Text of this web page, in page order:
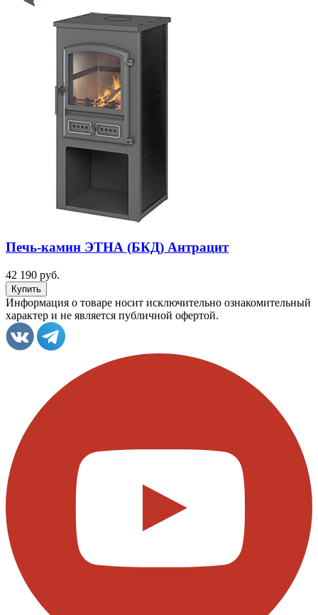
Печь-камин ЭТНА (БКД) Антрацит
42 190 руб.
Информация о товаре носит исключительно ознакомительный
характер и не является публичной офертой.